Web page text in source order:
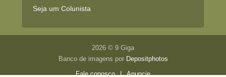
Seja um Colunista
2026 © 9 Giga
Banco de imagens por Depositphotos
Fale conosco
| Anuncie